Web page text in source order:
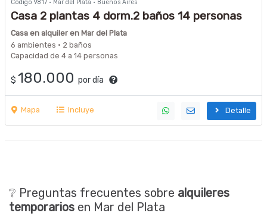
Código 9817 · Mar del Plata · Buenos Aires
Casa 2 plantas 4 dorm.2 baños 14 personas
máximo a 2 cuadras de la terninal
ferroautomotora
Casa en alquiler en Mar del Plata
6 ambientes · 2 baños
Capacidad de 4 a 14 personas
$ 180.000 por día
Mapa Incluye Detalle
❔ Preguntas frecuentes sobre alquileres
temporarios en Mar del Plata